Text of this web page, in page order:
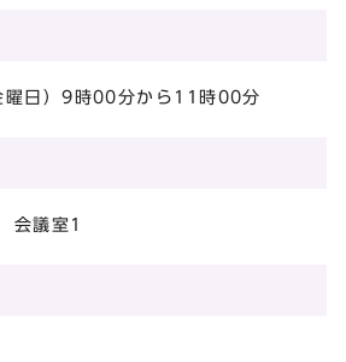
日）9時00分から11時00分
議室1